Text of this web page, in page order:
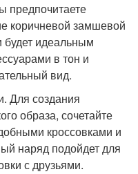
предпочитаете
коричневой замшевой
будет идеальным
в тон и
вид.
Для создания
образа, сочетайте
кроссовками и
наряд подойдет для
с друзьями.